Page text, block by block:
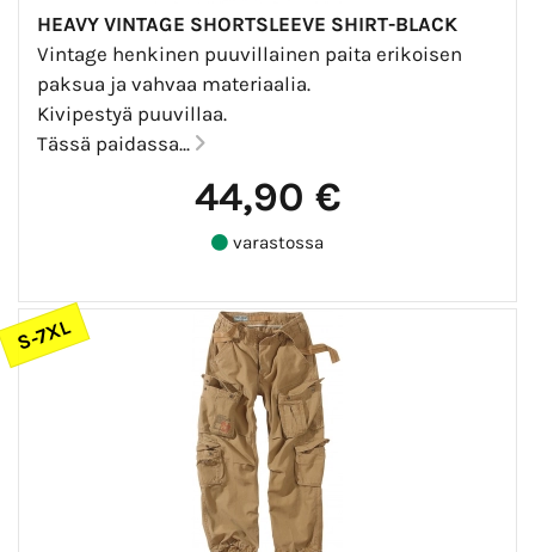
HEAVY VINTAGE SHORTSLEEVE SHIRT-BLACK
Vintage henkinen puuvillainen paita erikoisen
paksua ja vahvaa materiaalia.
Kivipestyä puuvillaa.
Tässä paidassa...
44,90 €
varastossa
S-7XL